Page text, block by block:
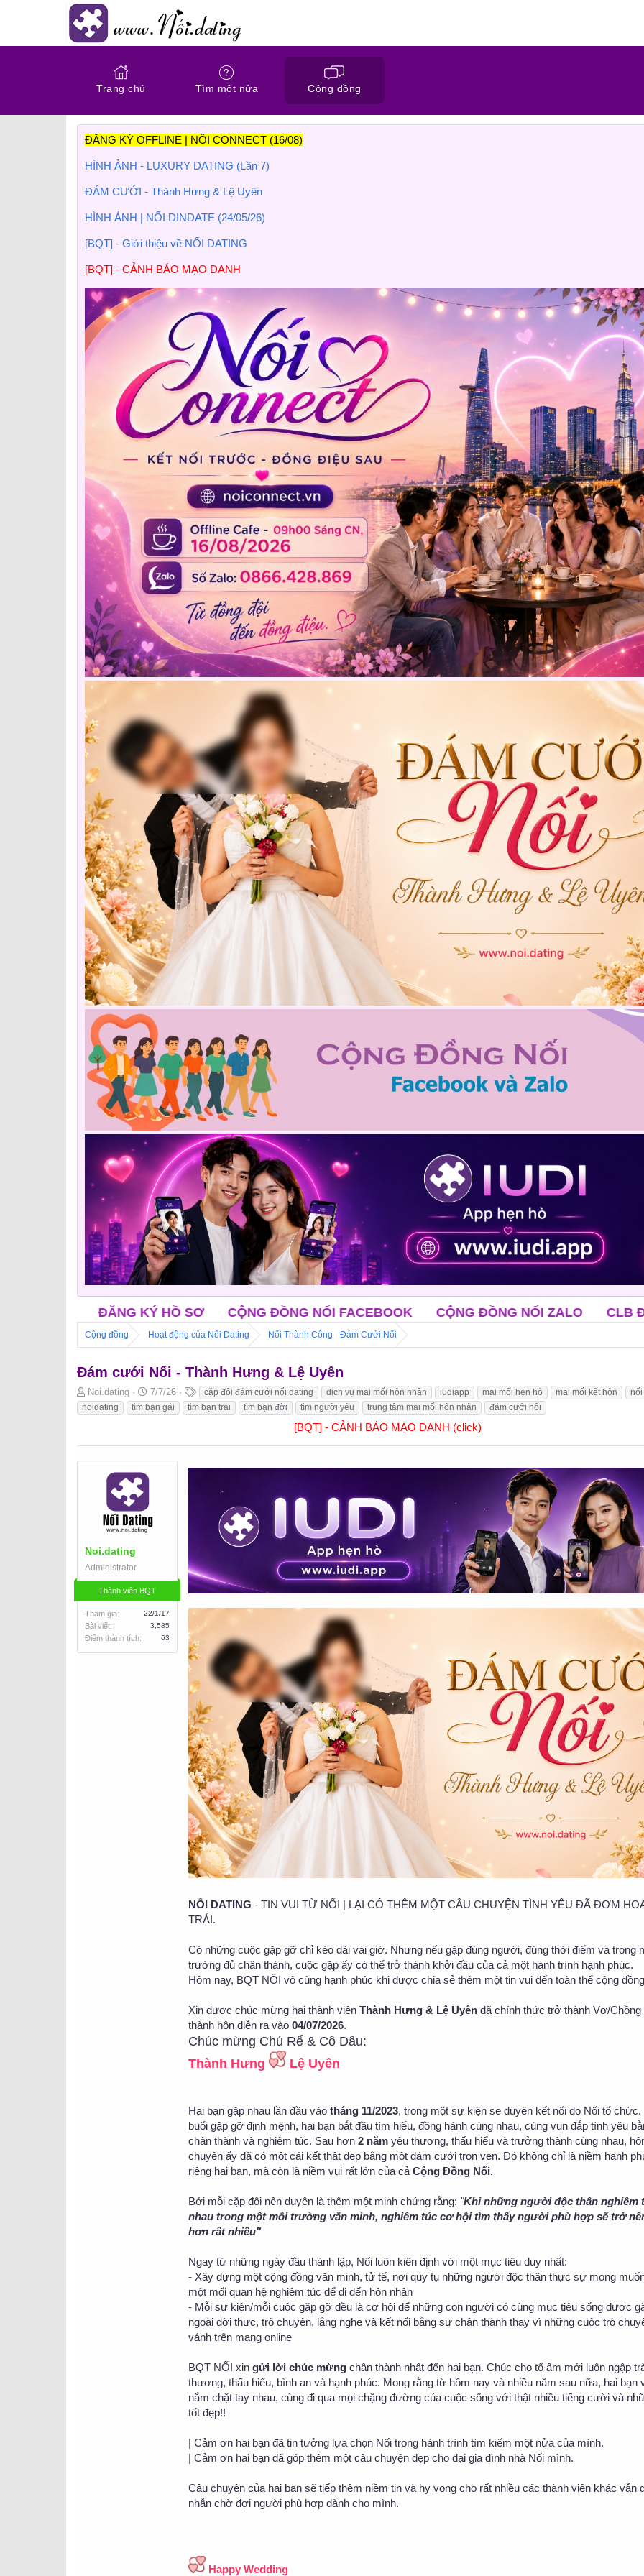
Trang chủ Tìm một nửa Cộng đồng
ĐĂNG KÝ OFFLINE | NỐI CONNECT (16/08)
HÌNH ẢNH - LUXURY DATING (Lần 7)
ĐÁM CƯỚI - Thành Hưng & Lệ Uyên
HÌNH ẢNH | NỐI DINDATE (24/05/26)
[BQT] - Giới thiệu về NỐI DATING
[BQT] - CẢNH BÁO MẠO DANH
CỘNG ĐỒNG NỐI FACEBOOK CỘNG ĐỒNG NỐI ZALO CLB ĐỘC THÂN
Cộng đồng Hoạt động của Nối Dating Nối Thành Công - Đám Cưới Nối
Đám cưới Nối - Thành Hưng & Lệ Uyên
B
ắ
t
ầ
Noi.dating
N
g
à
b
7/7/26
h
ẻ
cặp đôi đám cưới nối dating dich vụ mai mối hôn nhân iudiapp mai mối hẹn hò mai mối kết hôn
nối
noidating
tìm bạn gái tìm bạn trai tìm bạn đời tìm người yêu trung tâm mai mối hôn nhân đám cưới nối
[BQT] - CẢNH BÁO MẠO DANH (click)
Noi.dating
Administrator
Thành viên BQT
Tham gia 22/1/17
Bài viết 3,585
Điểm thành tích 63
NỐI DATING - TIN VUI TỪ NỐI | LẠI CÓ THÊM MỘT CÂU CHUYỆN TÌNH YÊU ĐÃ ĐƠM
TRÁI.
Có những cuộc gặp gỡ chỉ kéo dài vài giờ. Nhưng nếu gặp đúng người, đúng thời điểm và trong
trường đủ chân thành, cuộc gặp ấy có thể trở thành khởi đầu của cả một hành trình hạnh phúc.
Hôm nay, BQT NỐI vô cùng hạnh phúc khi được chia sẻ thêm một tin vui đến toàn thể cộng
Xin được chúc mừng hai thành viên Thành Hưng & Lệ Uyên đã chính thức trở thành Vợ/Chồng
thành hôn diễn ra vào 04/07/2026.
Chúc mừng Chú Rể & Cô Dâu:
Thành Hưng
Lệ Uyên
Hai bạn gặp nhau lần đầu vào tháng 11/2023, trong một sự kiện se duyên kết nối do Nối tổ
buổi gặp gỡ định mệnh, hai bạn bắt đầu tìm hiểu, đồng hành cùng nhau, cùng vun đắp tình yêu
chân thành và nghiêm túc. Sau hơn 2 năm yêu thương, thấu hiểu và trưởng thành cùng nhau,
chuyện ấy đã có một cái kết thật đẹp bằng một đám cưới trọn vẹn. Đó không chỉ là niềm hạnh
riêng hai bạn, mà còn là niềm vui rất lớn của cả Cộng Đồng Nối.
Bởi mỗi cặp đôi nên duyên là thêm một minh chứng rằng: "Khi những người độc thân nghiêm
nhau trong một môi trường văn minh, nghiêm túc cơ hội tìm thấy người phù hợp sẽ trở
hơn rất nhiều"
Ngay từ những ngày đầu thành lập, Nối luôn kiên định với một mục tiêu duy nhất:
- Xây dựng một cộng đồng văn minh, tử tế, nơi quy tụ những người độc thân thực sự mong
một mối quan hệ nghiêm túc để đi đến hôn nhân
- Mỗi sự kiện/mỗi cuộc gặp gỡ đều là cơ hội để những con người có cùng mục tiêu sống được
ngoài đời thực, trò chuyện, lắng nghe và kết nối bằng sự chân thành thay vì những cuộc trò
vánh trên mạng online
BQT NỐI xin gửi lời chúc mừng chân thành nhất đến hai bạn. Chúc cho tổ ấm mới luôn ngập
thương, thấu hiểu, bình an và hạnh phúc. Mong rằng từ hôm nay và nhiều năm sau nữa, hai bạn
nắm chặt tay nhau, cùng đi qua mọi chặng đường của cuộc sống với thật nhiều tiếng cười và
tốt đẹp!!
| Cảm ơn hai bạn đã tin tưởng lựa chọn Nối trong hành trình tìm kiếm một nửa của mình.
| Cảm ơn hai bạn đã góp thêm một câu chuyện đẹp cho đại gia đình nhà Nối mình.
Câu chuyện của hai bạn sẽ tiếp thêm niềm tin và hy vọng cho rất nhiều các thành viên khác vẫn
nhẫn chờ đợi người phù hợp dành cho mình.
Happy Wedding